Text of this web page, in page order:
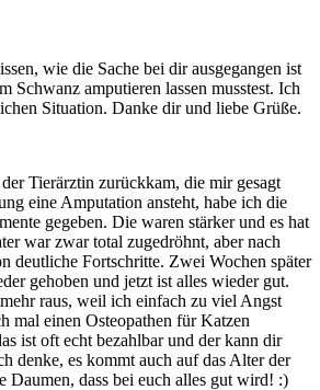
wie die Sache bei dir ausgegangen ist
Schwanz amputieren lassen musstest. Ich
Situation. Danke dir und liebe Grüße.
Tierärztin zurückkam, die mir gesagt
eine Amputation ansteht, habe ich die
gegeben. Die waren stärker und es hat
war zwar total zugedröhnt, aber nach
deutliche Fortschritte. Zwei Wochen später
gehoben und jetzt ist alles wieder gut.
raus, weil ich einfach zu viel Angst
mal einen Osteopathen für Katzen
ist oft echt bezahlbar und der kann dir
denke, es kommt auch auf das Alter der
Daumen, dass bei euch alles gut wird! :)